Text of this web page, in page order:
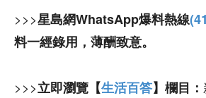
>>>星島網WhatsApp爆料熱線
料一經錄用，薄酬致意。
>>>立即瀏覽【生活百答】欄目：